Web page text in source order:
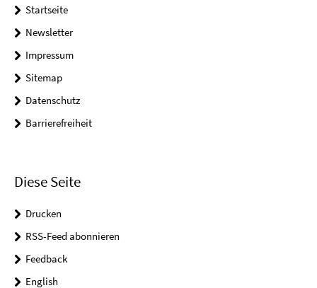
Startseite
Newsletter
Impressum
Sitemap
Datenschutz
Barrierefreiheit
Diese Seite
Drucken
RSS-Feed abonnieren
Feedback
English